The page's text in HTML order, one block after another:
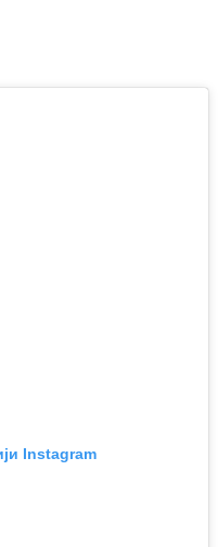
Instagram